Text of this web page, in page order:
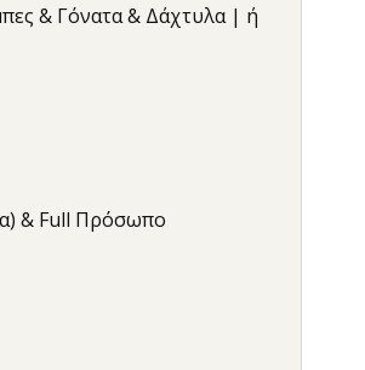
& Γόνατα & Δάχτυλα | ή
& Full Πρόσωπο